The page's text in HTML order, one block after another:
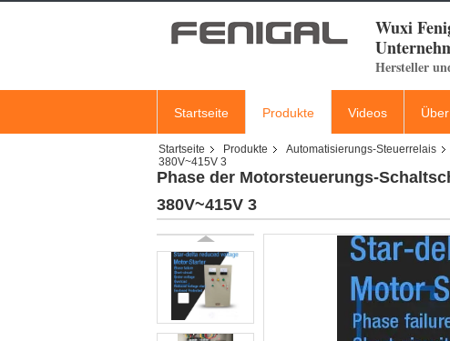
Wuxi
Hersteller
Startseite Produkte Videos
Startseite Produkte Automatisierungs-Steuerrelais
380V~415V 3
Phase der Motorsteuerungs-
380V~415V 3